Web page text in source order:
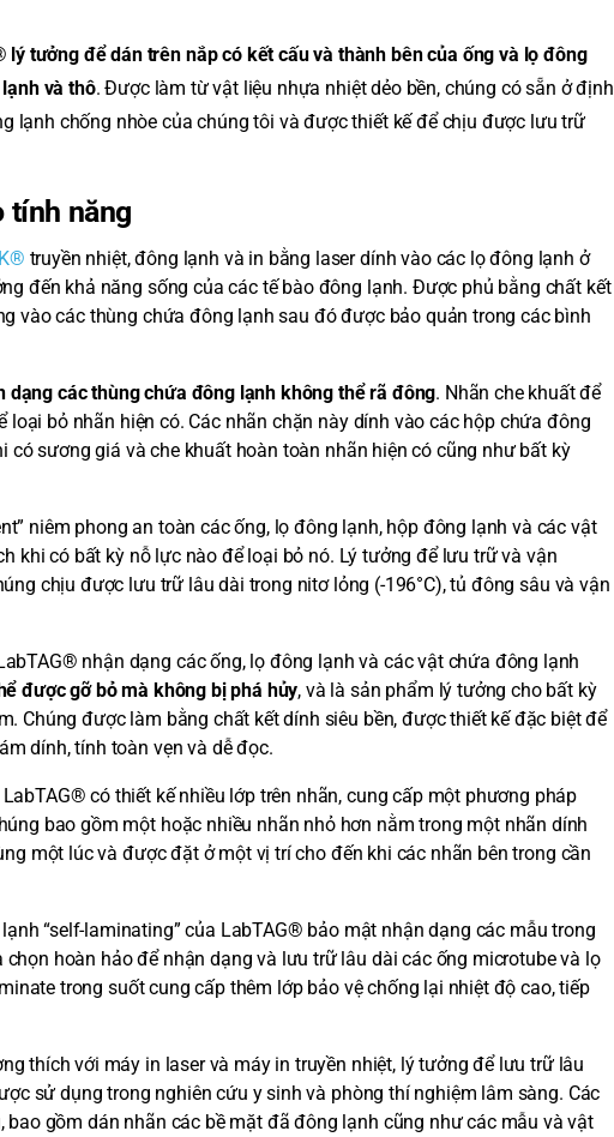
lý tưởng để dán trên nắp có kết cấu và thành bên của ống và lọ đông
và thô. Được làm từ vật liệu nhựa nhiệt dẻo bền, chúng có sẵn ở định
lạnh chống nhòe của chúng tôi và được thiết kế để chịu được lưu trữ
tính năng
truyền nhiệt, đông lạnh và in bằng laser dính vào các lọ đông lạnh ở
đến khả năng sống của các tế bào đông lạnh. Được phủ bằng chất kết
vào các thùng chứa đông lạnh sau đó được bảo quản trong các bình
dạng các thùng chứa đông lạnh không thể rã đông. Nhãn che khuất để
bỏ nhãn hiện có. Các nhãn chặn này dính vào các hộp chứa đông
sương giá và che khuất hoàn toàn nhãn hiện có cũng như bất kỳ
niêm phong an toàn các ống, lọ đông lạnh, hộp đông lạnh và các vật
khi có bất kỳ nỗ lực nào để loại bỏ nó. Lý tưởng để lưu trữ và vận
chịu được lưu trữ lâu dài trong nitơ lỏng (-196°C), tủ đông sâu và vận
nhận dạng các ống, lọ đông lạnh và các vật chứa đông lạnh
được gỡ bỏ mà không bị phá hủy, và là sản phẩm lý tưởng cho bất kỳ
Chúng được làm bằng chất kết dính siêu bền, được thiết kế đặc biệt để
dính, tính toàn vẹn và dễ đọc.
có thiết kế nhiều lớp trên nhãn, cung cấp một phương pháp
bao gồm một hoặc nhiều nhãn nhỏ hơn nằm trong một nhãn dính
một lúc và được đặt ở một vị trí cho đến khi các nhãn bên trong cần
“self-laminating” của LabTAG® bảo mật nhận dạng các mẫu trong
hoàn hảo để nhận dạng và lưu trữ lâu dài các ống microtube và lọ
trong suốt cung cấp thêm lớp bảo vệ chống lại nhiệt độ cao, tiếp
thích với máy in laser và máy in truyền nhiệt, lý tưởng để lưu trữ lâu
sử dụng trong nghiên cứu y sinh và phòng thí nghiệm lâm sàng. Các
gồm dán nhãn các bề mặt đã đông lạnh cũng như các mẫu và vật